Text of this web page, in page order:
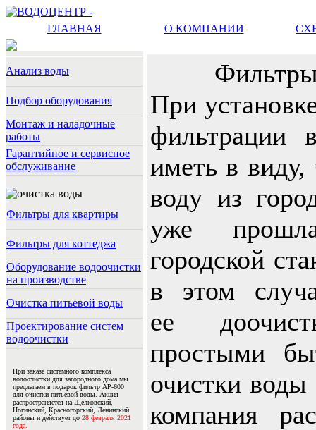
ГЛАВНАЯ О КОМПАНИИ
Анализ воды
Подбор оборудования
Монтаж и наладочные
работы
Гарантийное и сервисное
обслуживание
Фильтры для квартиры
Фильтры для коттеджа
Оборудование водоочистки
на производстве
Очистка питьевой воды
Проектирование систем
водоочистки
При заказе системного комплекса
водоочистки для загородного дома мы
предлагаем в подарок фильтр АР-600
для очистки питьевой воды. Акция
распространяется на Щелковский,
Ногинский, Красногорский, Ленинский
районы и действует до 28 февраля 2021
года.
При
фильтрации
иметь в виду,
воду из
уже
городской
в этом
ее
простыми
очистки
компания